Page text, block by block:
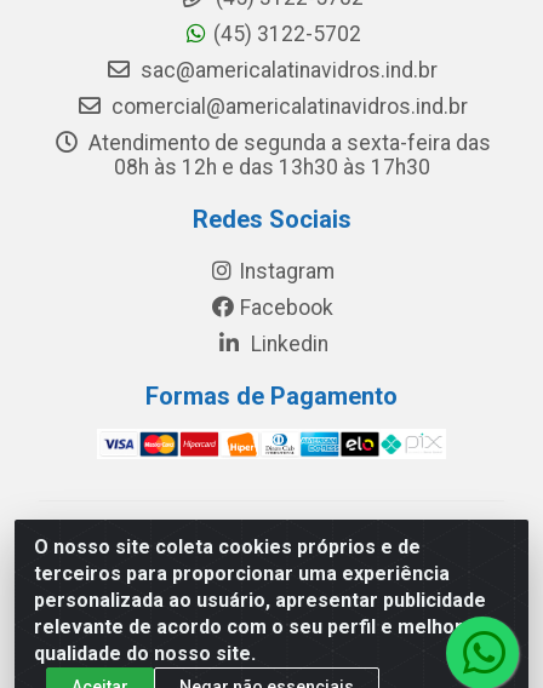
O nosso site coleta cookies próprios e de
terceiros para proporcionar uma experiência
personalizada ao usuário, apresentar publicidade
relevante de acordo com o seu perfil e melhorar a
qualidade do nosso site.
(45) 3122-5702
sac@americalatinavidros.ind.br
comercial@americalatinavidros.ind.br
Atendimento de segunda a sexta-feira das
08h às 12h e das 13h30 às 17h30
Redes Sociais
Instagram
Facebook
Linkedin
Formas de Pagamento
América Latina Indústria e Comércio de Vidros LTDA -
CNPJ 19.813.045/0001-03 - Rua Carlos Drummond de
Andrade, 151 Núcleo Industrial III – Cascavel/PR - CEP
85.811-530